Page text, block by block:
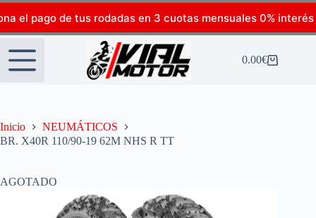
el pago de tus rodadas en 3 cuotas mensuales 0% interés
0.00€
Inicio
NEUMÁTICOS
BR. X40R 110/90-19 62M NHS R TT
AGOTADO